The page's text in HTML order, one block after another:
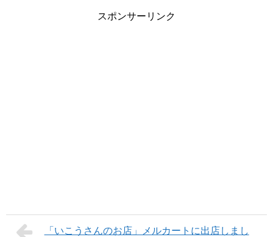
スポンサーリンク
「いこうさんのお店」メルカートに出店しまし